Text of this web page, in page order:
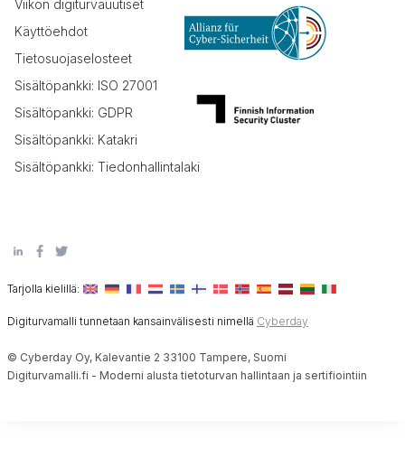
Viikon digiturvauutiset
Käyttöehdot
Tietosuojaselosteet
Sisältöpankki: ISO 27001
Sisältöpankki: GDPR
Sisältöpankki: Katakri
Sisältöpankki: Tiedonhallintalaki
Tarjolla kielillä:
Digiturvamalli tunnetaan kansainvälisesti nimellä Cyberday
© Cyberday Oy, Kalevantie 2 33100 Tampere, Suomi
Digiturvamalli.fi - Moderni alusta tietoturvan hallintaan ja sertifiointiin